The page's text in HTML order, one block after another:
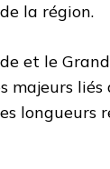
la région.
et le
majeurs
longueurs